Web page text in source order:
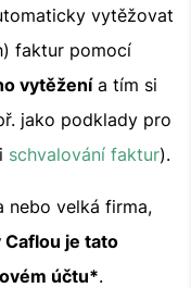
vytěžovat
faktur pomocí
vytěženía tím si
jako podklady pro
schvalování faktur).
nebo velká firma,
Caflou je tato
účtu*.